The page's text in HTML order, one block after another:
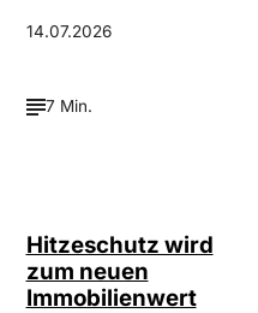
14.07.2026
7 Min.
Hitzeschutz wird
zum neuen
Immobilienwert